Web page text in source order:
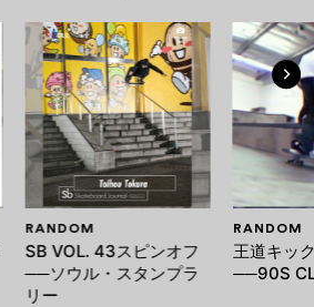
RANDOM
SB VOL. 43スピンオフ
──ソウル・スタンプラ
リー
RANDOM
王道キッ
──90S